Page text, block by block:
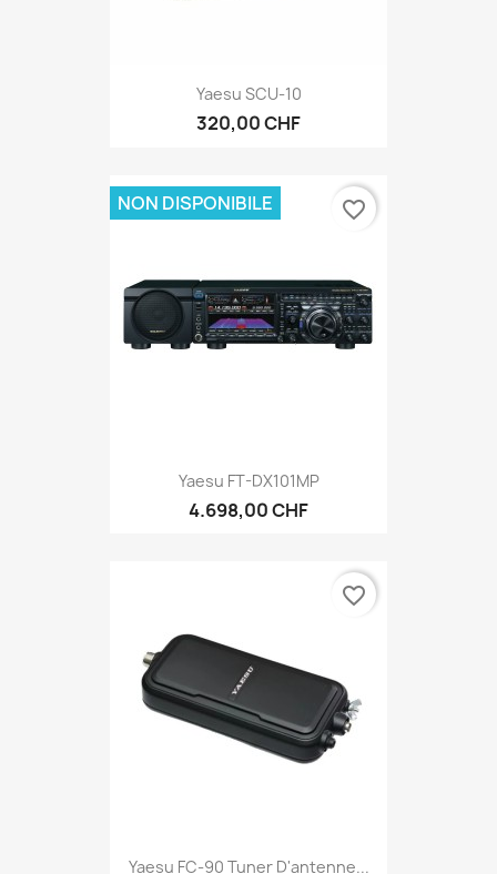
Yaesu SCU-10
320,00 CHF
Yaesu FT-DX101MP
4.698,00 CHF
NON DISPONIBILE favorite_border
Yaesu FC-90 Tuner D'antenne...
favorite_border